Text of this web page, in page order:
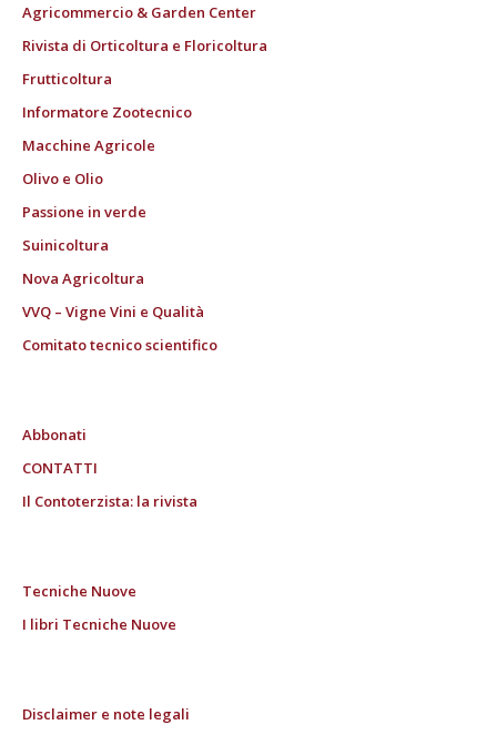
Agricommercio & Garden Center
Rivista di Orticoltura e Floricoltura
Frutticoltura
Informatore Zootecnico
Macchine Agricole
Olivo e Olio
Passione in verde
Suinicoltura
Nova Agricoltura
VVQ – Vigne Vini e Qualità
Comitato tecnico scientifico
Abbonati
CONTATTI
Il Contoterzista: la rivista
Tecniche Nuove
I libri Tecniche Nuove
Disclaimer e note legali